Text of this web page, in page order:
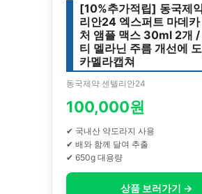
[10%추가적립] 동국제
리안24 엑스퍼트 마데카
처 앰플 맥스 30ml 2개 /
티 멜라닌 주름 개선에
카멜라캡쳐
동국제약 센텔리안24
100,000원
✔ 국내산 약도라지 사용
✔ 배와 함께 달여 추출
✔ 650g 대용량
상품 보러가기 →